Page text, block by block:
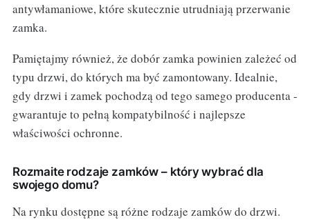
antywłamaniowe, które skutecznie utrudniają przerwanie
zamka.
Pamiętajmy również, że dobór zamka powinien zależeć od
typu drzwi, do których ma być zamontowany. Idealnie,
gdy drzwi i zamek pochodzą od tego samego producenta -
gwarantuje to pełną kompatybilność i najlepsze
właściwości ochronne.
Rozmaite rodzaje zamków – który wybrać dla
swojego domu?
Na rynku dostępne są różne rodzaje zamków do drzwi.